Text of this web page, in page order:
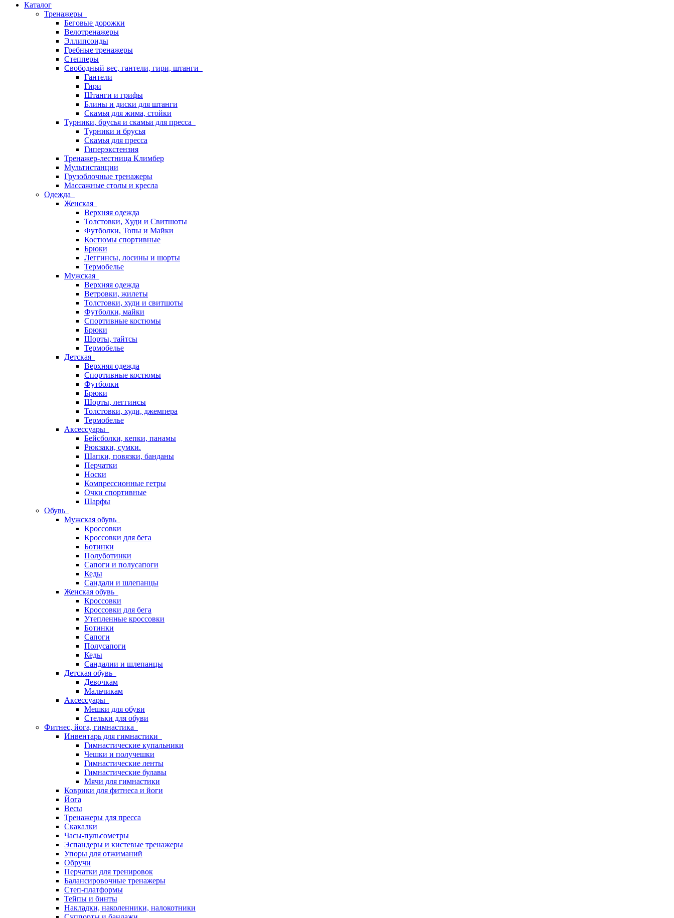
Каталог
Тренажеры
Беговые дорожки
Велотренажеры
Эллипсоиды
Гребные тренажеры
Степперы
Свободный вес, гантели, гири, штанги
Гантели
Гири
Штанги и грифы
Блины и диски для штанги
Скамья для жима, стойки
Турники, брусья и скамьи для пресса
Турники и брусья
Скамья для пресса
Гиперэкстензия
Тренажер-лестница Климбер
Мультистанции
Грузоблочные тренажеры
Массажные столы и кресла
Одежда
Женская
Верхняя одежда
Толстовки, Худи и Свитшоты
Футболки, Топы и Майки
Костюмы спортивные
Брюки
Леггинсы, лосины и шорты
Термобелье
Мужская
Верхняя одежда
Ветровки, жилеты
Толстовки, худи и свитшоты
Футболки, майки
Спортивные костюмы
Брюки
Шорты, тайтсы
Термобелье
Детская
Верхняя одежда
Спортивные костюмы
Футболки
Брюки
Шорты, леггинсы
Толстовки, худи, джемпера
Термобелье
Аксессуары
Бейсболки, кепки, панамы
Рюкзаки, сумки.
Шапки, повязки, банданы
Перчатки
Носки
Компрессионные гетры
Очки спортивные
Шарфы
Обувь
Мужская обувь
Кроссовки
Кроссовки для бега
Ботинки
Полуботинки
Сапоги и полусапоги
Кеды
Сандали и шлепанцы
Женская обувь
Кроссовки
Кроссовки для бега
Утепленные кроссовки
Ботинки
Сапоги
Полусапоги
Кеды
Сандалии и шлепанцы
Детская обувь
Девочкам
Мальчикам
Аксессуары
Мешки для обуви
Стельки для обуви
Фитнес, йога, гимнастика
Инвентарь для гимнастики
Гимнастические купальники
Чешки и получешки
Гимнастические ленты
Гимнастические булавы
Мячи для гимнастики
Коврики для фитнеса и йоги
Йога
Весы
Тренажеры для пресса
Скакалки
Часы-пульсометры
Эспандеры и кистевые тренажеры
Упоры для отжиманий
Обручи
Перчатки для тренировок
Балансировочные тренажеры
Степ-платформы
Тейпы и бинты
Накладки, наколенники, налокотники